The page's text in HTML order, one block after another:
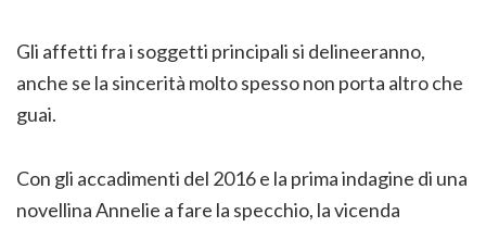
Gli affetti fra i soggetti principali si delineeranno,
anche se la sincerità molto spesso non porta altro che
guai.
Con gli accadimenti del 2016 e la prima indagine di una
novellina Annelie a fare la specchio, la vicenda